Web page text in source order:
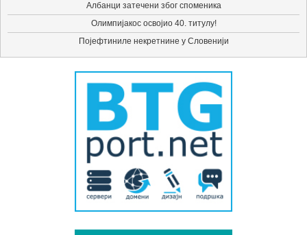
Албанци затечени због споменика
Олимпијакос освојио 40. титулу!
Појефтиниле некретнине у Словенији